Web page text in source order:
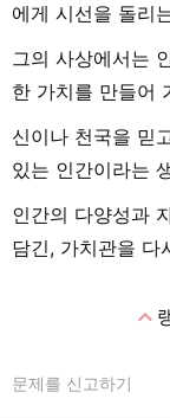
에게 시선을 돌리
그의 사상에서는
한 가치를 만들어
신이나 천국을 믿
있는 인간이라는
인간의 다양성과
담긴, 가치관을 다
expand_less
문제를 신고하기